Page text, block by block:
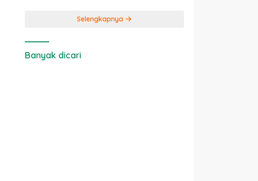
Selengkapnya
Banyak dicari